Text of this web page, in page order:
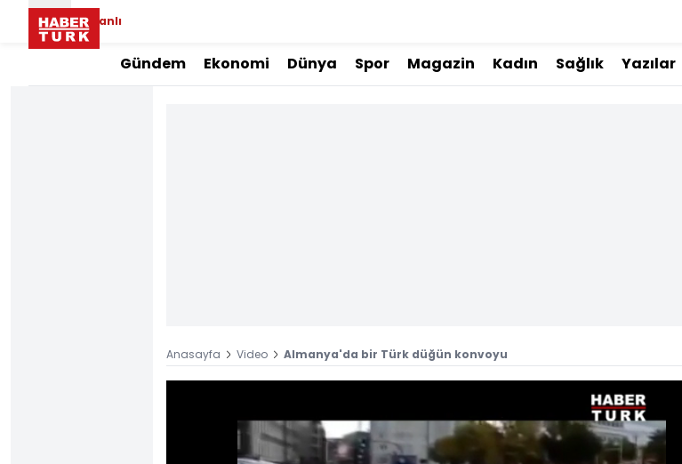
Canlı
Gündem Ekonomi Dünya Spor Magazin Kadın Sağlık Yazılar
Anasayfa Video Almanya'da bir Türk düğün konvoyu